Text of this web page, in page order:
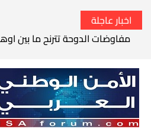
اخبار عاجلة
مفاوضات الدوحة تترنح ما بين